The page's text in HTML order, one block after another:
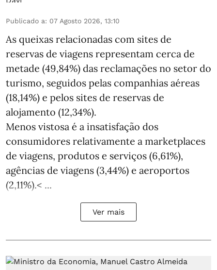
Publicado a: 07 Agosto 2026, 13:10
As queixas relacionadas com sites de
reservas de viagens representam cerca de
metade (49,84%) das reclamações no setor do
turismo, seguidos pelas companhias aéreas
(18,14%) e pelos sites de reservas de
alojamento (12,34%).
Menos vistosa é a insatisfação dos
consumidores relativamente a marketplaces
de viagens, produtos e serviços (6,61%),
agências de viagens (3,44%) e aeroportos
(2,11%).< ...
Ver mais